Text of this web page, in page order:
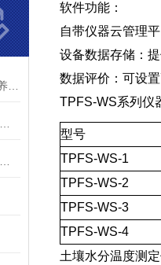
软件功能：
自带仪器云管理
设备数据存储：
数据评价：可设
TPFS-WS系列仪
型号
TPFS-WS-1
TPFS-WS-2
TPFS-WS-3
TPFS-WS-4
土壤水分温度测